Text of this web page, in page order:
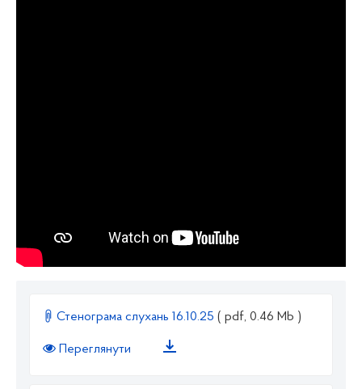
Стенограма слухань 16.10.25 ( pdf, 0.46 Mb )
Переглянути